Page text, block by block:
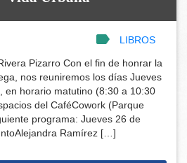
LIBROS
Pizarro Con el fin de honrar la
nos reuniremos los días Jueves
en horario matutino (8:30 a 10:30
del CaféCowork (Parque
programa: Jueves 26 de
Ramírez […]